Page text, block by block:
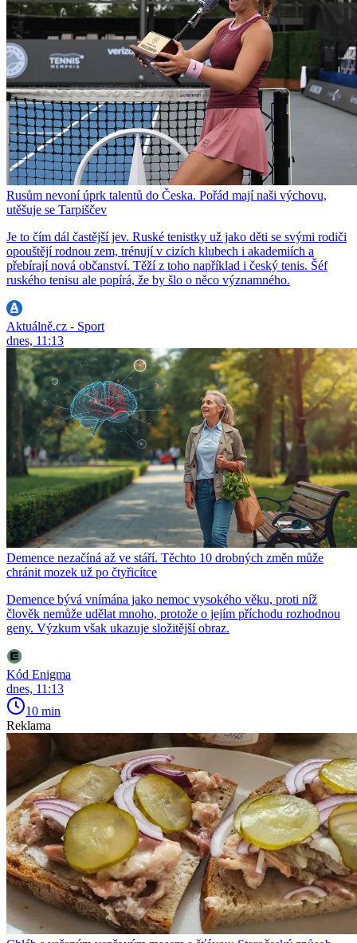
Rusům nevoní úprk talentů do Česka. Pořád mají naši výchovu,
utěšuje se Tarpiščev
Je to čím dál častější jev. Ruské tenistky už jako děti se svými rodiči
opouštějí rodnou zem, trénují v cizích klubech i akademiích a
přebírají nová občanství. Těží z toho například i český tenis. Šéf
ruského tenisu ale popírá, že by šlo o něco významného.
Aktuálně.cz - Sport
dnes, 11:13
Demence nezačíná až ve stáří. Těchto 10 drobných změn může
chránit mozek už po čtyřicítce
Demence bývá vnímána jako nemoc vysokého věku, proti níž
člověk nemůže udělat mnoho, protože o jejím příchodu rozhodnou
geny. Výzkum však ukazuje složitější obraz.
Kód Enigma
dnes, 11:13
10 min
Reklama